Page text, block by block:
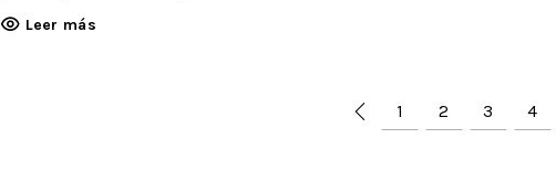
Leer más
1 2 3 4